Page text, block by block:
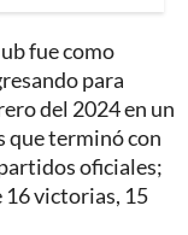
fue como
para
del 2024 en un
que terminó con
oficiales;
16 victorias, 15